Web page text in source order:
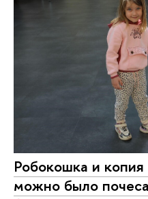
Робокошка и
можно было